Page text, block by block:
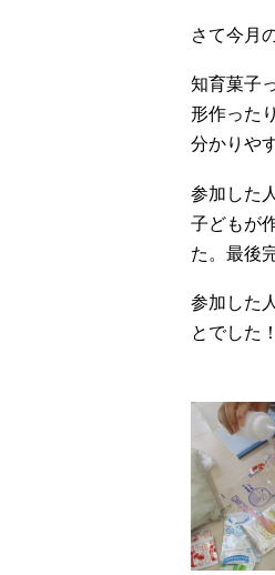
さて今月
知育菓子
形作った
分かりや
参加した
子どもが
た。最後
参加した
とでした